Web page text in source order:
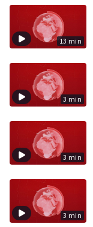
13 min
3 min
3 min
3 min